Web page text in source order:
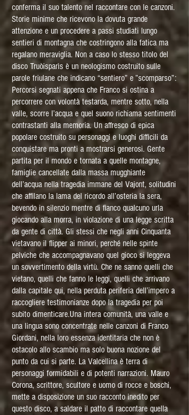
conferma il suo talento nel raccontare con le canzoni.
Storie minime che ricevono la dovuta grande
attenzione e un procedere a passi studiati lungo
sentieri di montagna che costringono alla fatica ma
regalano meraviglia. Non a caso lo stesso titolo del
disco Truòisparìs è un neologismo costruito sulle
parole friulane che indicano “sentiero” e ”scomparso”:
Percorsi segnati appena che Franco si ostina a
percorrere con volontà testarda, mentre sotto, nella
valle, scorre l’acqua e quel suono richiama sentimenti
contrastanti alla memoria. Un affresco di epica
popolare costruito su personaggi e luoghi difficili da
conquistare ma pronti a mostrarsi generosi. Gente
partita per il mondo e tornata a quelle montagne,
famiglie cancellate dalla massa mugghiante
dell’acqua nella tragedia immane del Vajont, solitudini
che affilano la lama del ricordo all’osteria la sera,
bevendo in silenzio mentre di fianco qualcuno urla
giocando alla morra, in violazione di una legge scritta
da gente di città. Gli stessi che negli anni Cinquanta
vietavano il flipper ai minori, perché nelle spinte
pelviche che accompagnavano quel gioco si leggeva
un sovvertimento della virtù. Che ne sanno quelli che
vietano, quelli che fanno le leggi, quelli che arrivano
dalla capitale qui, nella perduta periferia dell’impero a
raccogliere testimonianze dopo la tragedia per poi
subito dimenticare.Una intera comunità, una valle e
una lingua sono concentrate nelle canzoni di Franco
Giordani, nella loro essenza identitaria che non è
ostacolo allo scambio ma solo buona nozione del
punto da cui si parte. La Valcellina è terra di
personaggi formidabili e di potenti narrazioni. Mauro
Corona, scrittore, scultore e uomo di rocce e boschi,
mette a disposizione un suo racconto inedito per
questo disco, a saldare il patto di raccontare quella